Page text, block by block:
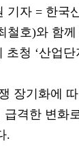
기자 = 한국
철호)와 함
초청 ‘산업
장기화에
급격한 변화
.